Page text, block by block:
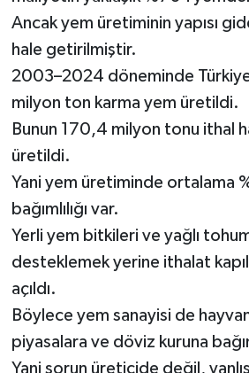
Ancak yem üretiminin yapısı
hale getirilmiştir.
2003–2024 döneminde
milyon ton karma yem üretildi.
Bunun 170,4 milyon tonu ithal
üretildi.
Yani yem üretiminde ortalama
bağımlılığı var.
Yerli yem bitkileri ve yağlı
desteklemek yerine ithalat
açıldı.
Böylece yem sanayisi de
piyasalara ve döviz kuruna
Yani sorun üreticide değil,